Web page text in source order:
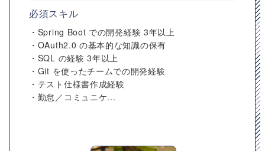
必須スキル
・Spring Boot での開発経験 3年以上
・OAuth2.0 の基本的な知識の保有
・SQL の経験 3年以上
・Git を使ったチームでの開発経験
・テスト仕様書作成経験
・勤怠／コミュニケ...